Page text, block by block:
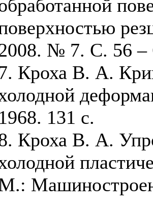
№ 7. С. 56 –
Кроха В. А.
1968. 131 с.
Кроха В. А.